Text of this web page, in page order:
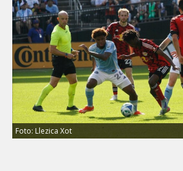
Foto: Llezica Xot